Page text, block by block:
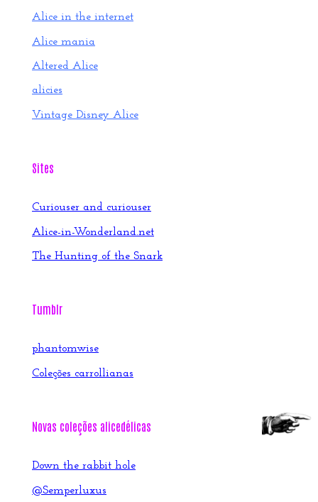
Alice in the internet
Alice mania
Altered Alice
alicies
Vintage Disney Alice
Sites
Curiouser and curiouser
Alice-in-Wonderland.net
The Hunting of the Snark
Tumblr
phantomwise
Coleções carrollianas
Novas coleções alicedélicas
Down the rabbit hole
@Semperluxus